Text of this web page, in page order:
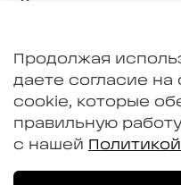
В
О ткани и производстве
Примерка в
Продолжая
даете согласие на
cookie, которые
правильную
с нашей